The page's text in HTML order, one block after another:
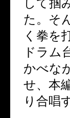
して掴
た。そ
く拳を
ドラム
かべな
せ、本
り合唱